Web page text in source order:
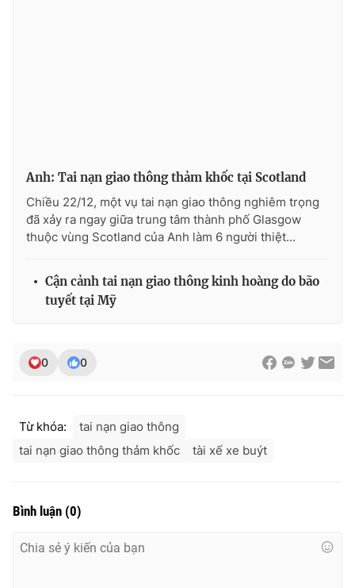
Chuyên mục khác
Emagazine Podcast
Video
Thị trường 24h Tấm lòng Việt
Anh: Tai nạn giao thông thảm khốc tại Scotland
Chiều 22/12, một vụ tai nạn giao thông nghiêm trọng
đã xảy ra ngay giữa trung tâm thành phố Glasgow
thuộc vùng Scotland của Anh làm 6 người thiệt...
Cận cảnh tai nạn giao thông kinh hoàng do bão
tuyết tại Mỹ
0 0
Từ khóa:
tai nạn giao thông
tai nạn giao thông thảm khốc
tài xế xe buýt
Bình luận (0)